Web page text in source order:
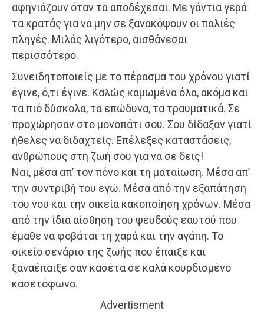
αφηνιάζουν όταν τα αποδέχεσαι. Με γάντια γερά
τα κρατάς για να μην σε ξανακόψουν οι παλιές
πληγές. Μιλάς λιγότερο, αισθάνεσαι
περισσότερο.
Συνειδητοποιείς με το πέρασμα του χρόνου γιατί
έγινε, ό,τι έγινε. Καλώς καμωμένα όλα, ακόμα και
τα πιό δύσκολα, τα επώδυνα, τα τραυματικά. Σε
προχώρησαν στο μονοπάτι σου. Σου δίδαξαν γιατί
ήθελες να διδαχτείς. Επέλεξες καταστάσεις,
ανθρώπους στη ζωή σου για να σε δεις!
Ναι, μέσα απ’ τον πόνο και τη ματαίωση. Μέσα απ’
την συντριβή του εγώ. Μέσα από την εξαπάτηση
του νου και την οικεία κακοποίηση χρόνων. Μέσα
από την ίδια αίσθηση του ψευδούς εαυτού που
έμαθε να φοβάται τη χαρά και την αγάπη. Το
οικείο σενάριο της ζωής που έπαιξε και
ξαναέπαιξε σαν κασέτα σε καλά κουρδισμένο
κασετόφωνο.
Advertisment